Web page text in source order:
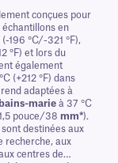
conçues pour
en
196 °C/-321 °F),
°F) et lors du
également
(+212 °F) dans
adaptées à
marie à 37 °C
pouce/38 mm*).
destinées aux
recherche, aux
centres de